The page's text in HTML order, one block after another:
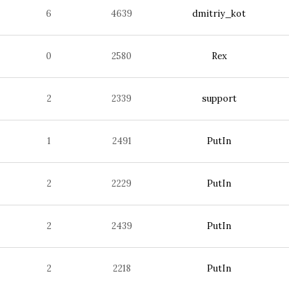
6 4639 dmitriy_kot
0 2580 Rex
2 2339 support
1 2491 PutIn
2 2229 PutIn
2 2439 PutIn
2 2218 PutIn